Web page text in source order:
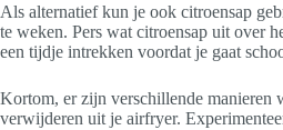
Als alternatief kun je ook citroensap
te weken. Pers wat citroensap uit over
een tijdje intrekken voordat je gaat
Kortom, er zijn verschillende manieren
verwijderen uit je airfryer.